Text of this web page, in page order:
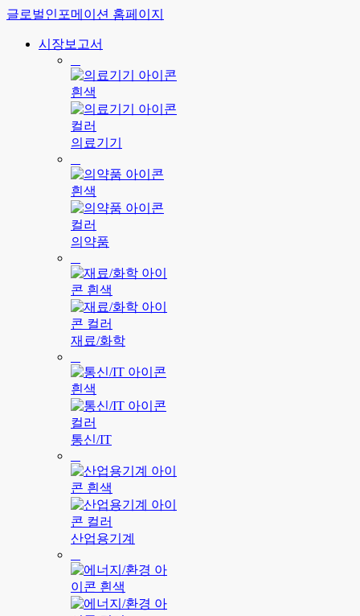
글로벌인포메이션 홈페이지
시장보고서
의료기기
의약품
재료/화학
통신/IT
산업용기계